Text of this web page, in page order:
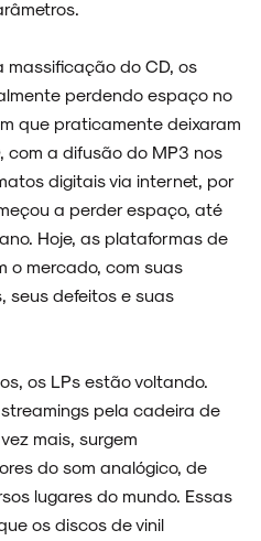
do CD, os
perdendo espaço no
que praticamente deixaram
com a difusão do MP3 nos
digitais via internet, por
a perder espaço, até
Hoje, as plataformas de
o mercado, com suas
seus defeitos e suas
os LPs estão voltando.
pela cadeira de
mais, surgem
do som analógico, de
lugares do mundo. Essas
os discos de vinil